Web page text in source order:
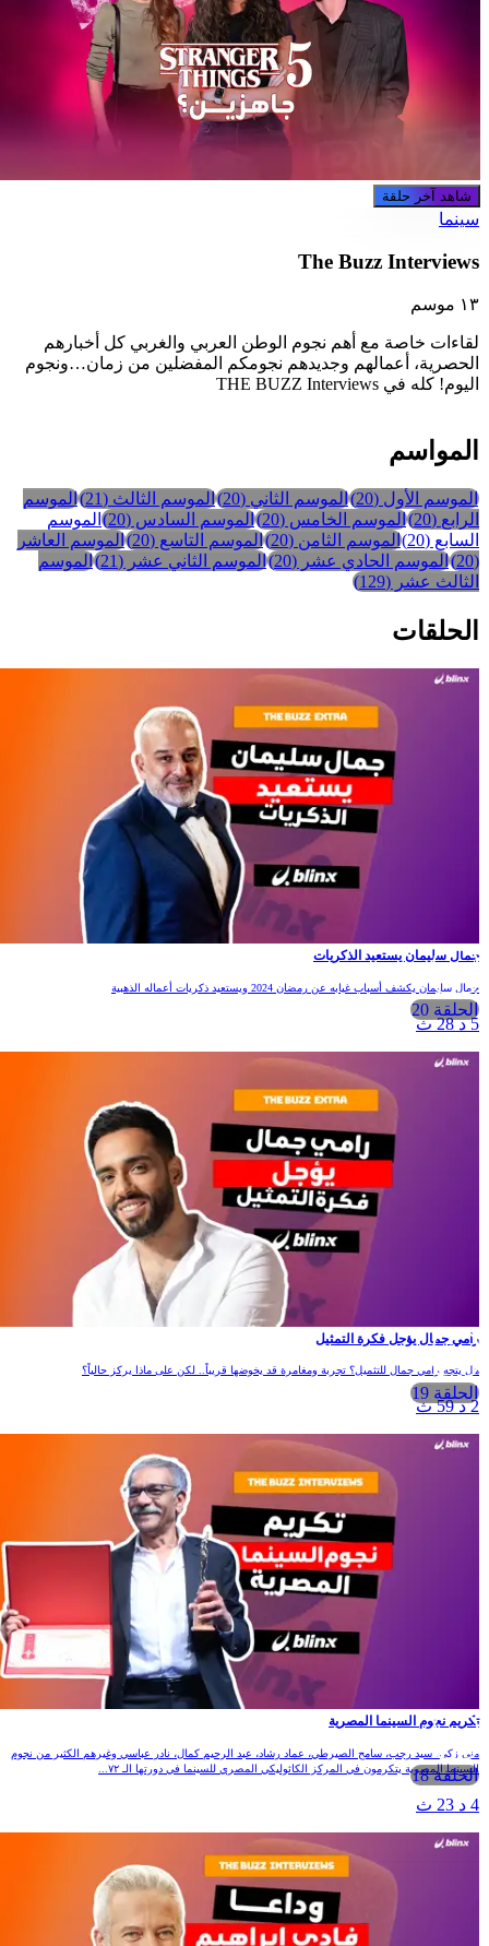
شاهد آخر حلقة
سينما
The Buzz Interviews
١٣ موسم
لقاءات خاصة مع أهم نجوم الوطن العربي والغربي كل أخبارهم
الحصرية، أعمالهم وجديدهم نجومكم المفضلين من زمان…ونجوم
اليوم! كله في THE BUZZ Interviews
المواسم
الموسم الأول (
20
)الموسم الثاني(
20
)الموسم الثالث(
21
)الموسم
الرابع(
20
)الموسم الخامس (
20
)الموسم السادس (
20
)الموسم
السابع(
20
)الموسم الثامن(
20
)الموسم التاسع(
20
)الموسم العاشر
20
)الموسم الحادي عشر(
20
)الموسم الثاني عشر(
21
)الموسم
الثالث عشر(
129
)
الحلقات
الحلقة 20
جمال سليمان يستعيد الذكريات
جمال سليمان يكشف أسباب غيابه عن رمضان 2024 ويستعيد ذكريات أعماله الذهبية
الحلقة 19
رامي جمال يؤجل فكرة التمثيل
هل يتجه رامي جمال للتثميل؟ تجربة ومغامرة قد يخوضها قريباً.. لكن على ماذا يركز حالياً؟
الحلقة 18
تكريم نجوم السينما المصرية
منى زكي، سيد رجب، سامح الصيرطي، عماد رشاد، عبد الرحيم كمال، نادر عباسي وغيرهم الكثير من نجوم
السينما المصرية يتكرمون في المركز الكاثوليكي المصري للسينما في دورتها الـ ٧٢...